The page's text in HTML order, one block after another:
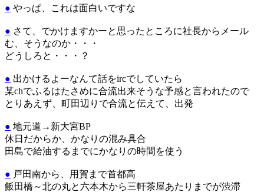
● やっぱ、これは面白いですな
● さて、でかけますかーと思ったところに社長からメール
む、そうなのか・・・
どうしろと・・・？
● 出かけるよーなんて話をircでしていたら
某chでふるはたさめに合流出来そうな予感と言われたので
とりあえず、町田辺りで合流と伝えて、出発
● 地元道→新大宮BP
休日だからか、かなりの混み具合
田島で給油するまでにかなりの時間を使う
● 戸田南から、用賀まで首都高
飯田橋～北の丸と六本木から三軒茶屋あたりまでが渋滞